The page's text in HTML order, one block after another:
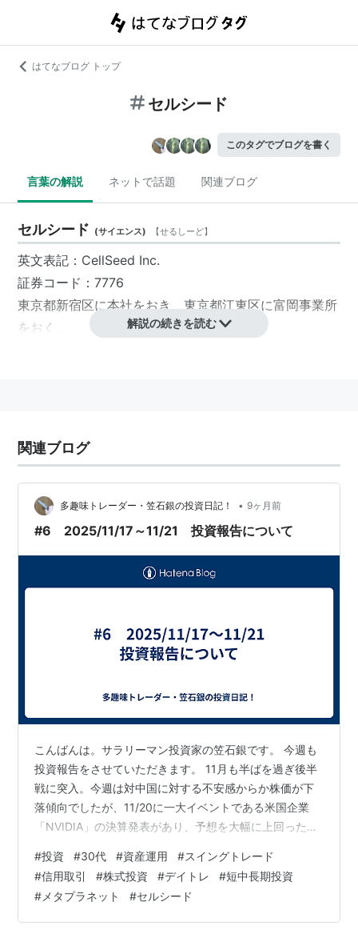
はてなブログ トップ
セルシード
このタグでブログを書く
言葉の解説 ネットで話題 関連ブログ
セルシード (サイエンス) 【せるしーど】
英文表記：CellSeed Inc.
証券コード：7776
東京都新宿区に本社をおき、東京都江東区に富岡事業所
をおく、
解説の続きを読む
関連ブログ
多趣味トレーダー・笠石銀の投資日記！ • 9ヶ月前
#6 2025/11/17～11/21 投資報告について
こんばんは。サラリーマン投資家の笠石銀です。 今週も
投資報告をさせていただきます。 11月も半ばを過ぎ後半
戦に突入。今週は対中国に対する不安感からか株価が下
落傾向でしたが、11/20に一大イベントである米国企業
「NVIDIA」の決算発表があり、予想を大幅に上回った結
国内外問わずにこれほど影響力を及ぼすとは、毎回のこ
とながら驚きです。ヤフコメかXかで誰かが「市場全体に
ベホマラー（ドラクエの全体回復呪文）をかけたみた
い」と表現していましたが、言い得て妙だと感じます。
#投資 #30代 #資産運用 #スイングトレード
#信用取引 #株式投資 #デイトレ #短中長期投資
# メタプラネット #セルシード